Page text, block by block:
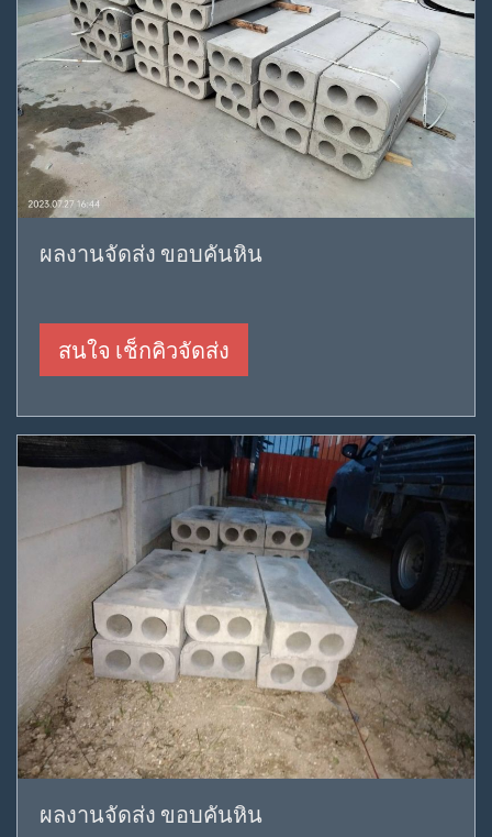
ผลงานจัดส่ง ขอบคันหิน
สนใจ เช็กคิวจัดส่ง
ผลงานจัดส่ง ขอบคันหิน